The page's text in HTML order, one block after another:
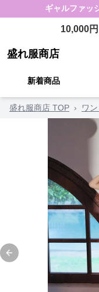
ギャルファッ
10,000
盛れ服商店
新着商品
盛れ服商店 TOP › ワ
Previous slide